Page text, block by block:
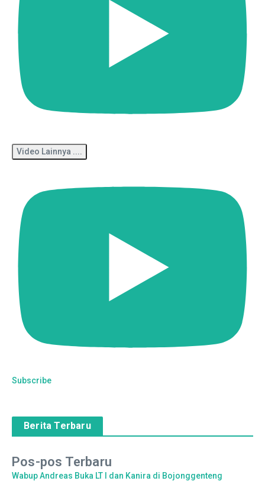
Video Lainnya ....
Subscribe
Berita Terbaru
Pos-pos Terbaru
Wabup Andreas Buka LT I dan Kanira di Bojonggenteng